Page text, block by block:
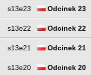
s13e23 Odcinek 23
s13e22 Odcinek 22
s13e21 Odcinek 21
s13e20 Odcinek 20